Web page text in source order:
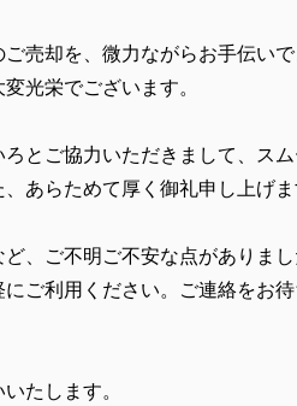
売却を、微力ながらお手伝いで
光栄でございます。
とご協力いただきまして、ス
あらためて厚く御礼申し上げま
ど、ご不明ご不安な点がありま
ご利用ください。ご連絡をお
たします。